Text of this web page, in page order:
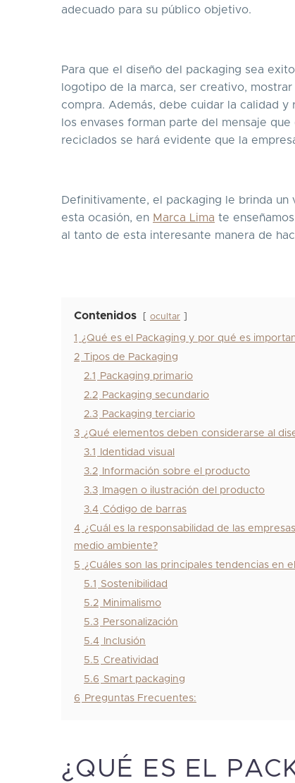
adecuado para su público objetivo.
Para que el diseño del packaging sea
logotipo de la marca, ser creativo,
compra. Además, debe cuidar la calidad
los envases forman parte del mensaje
reciclados se hará evidente que la
Definitivamente, el packaging le brinda
esta ocasión, en Marca Lima te
al tanto de esta interesante manera de
Contenidos ocultar
1 ¿Qué es el Packaging y por qué es
2
Tipos de Packaging
2.1
Packaging primario
2.2 Packaging secundario
2.3 Packaging terciario
3 ¿Qué elementos deben considerarse al
3.1
Identidad visual
3.2
Información sobre el producto
3.3
Imagen o ilustración del producto
3.4 Código de barras
4 ¿Cuál es la responsabilidad de las
medio ambiente?
5 ¿Cuáles son las principales tendencias en
5.1
Sostenibilidad
5.2 Minimalismo
5.3 Personalización
5.4
Inclusión
5.5 Creatividad
5.6 Smart packaging
6
Preguntas Frecuentes:
¿QUÉ ES EL